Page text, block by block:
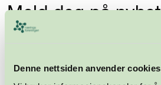
Denne nettsiden anvender cookies
Meld deg på